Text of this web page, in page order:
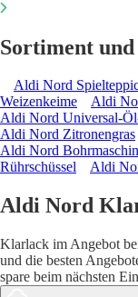
Sortiment
Aldi Nord
Weizenkeime
Aldi
Aldi Nord Universal-
Aldi Nord Zitronengras
Aldi Nord
Rührschüssel
Aldi
Aldi Nord
Klarlack im Angebot
und die besten
spare beim nächsten